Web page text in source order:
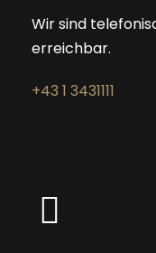
e
:
Wir sind
erreichbar.
+43 1 3431111